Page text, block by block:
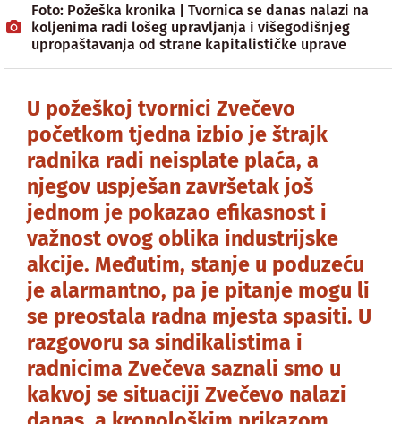
Foto: Požeška kronika | Tvornica se danas nalazi na
koljenima radi lošeg upravljanja i višegodišnjeg
upropaštavanja od strane kapitalističke uprave
U požeškoj tvornici Zvečevo
početkom tjedna izbio je štrajk
radnika radi neisplate plaća, a
njegov uspješan završetak još
jednom je pokazao efikasnost i
važnost ovog oblika industrijske
akcije. Međutim, stanje u poduzeću
je alarmantno, pa je pitanje mogu li
se preostala radna mjesta spasiti. U
razgovoru sa sindikalistima i
radnicima Zvečeva saznali smo u
kakvoj se situaciji Zvečevo nalazi